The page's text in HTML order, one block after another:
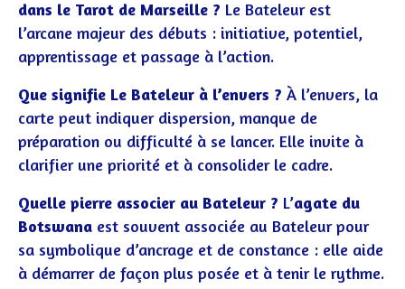
dans le Tarot de Marseille ? Le Bateleur est
l’arcane majeur des débuts : initiative, potentiel,
apprentissage et passage à l’action.
Que signifie Le Bateleur à l’envers ? À l’envers, la
carte peut indiquer dispersion, manque de
préparation ou difficulté à se lancer. Elle invite à
clarifier une priorité et à consolider le cadre.
Quelle pierre associer au Bateleur ? L’agate du
Botswana est souvent associée au Bateleur pour
sa symbolique d’ancrage et de constance : elle aide
à démarrer de façon plus posée et à tenir le rythme.